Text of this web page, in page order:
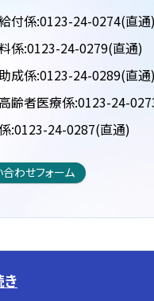
付係:0123-24-0274(直通)
係:0123-24-0279(直通)
成係:0123-24-0289(直通)
齢者医療係:0123-24-
:0123-24-0287(直通)
合わせフォーム
き